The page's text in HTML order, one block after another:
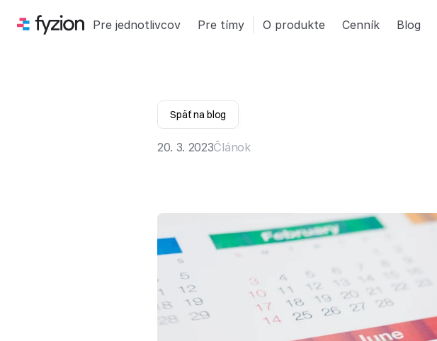
Pre jednotlivcov Pre tímy O produkte Cenník Blog
Späť na blog
20. 3. 2023Článok